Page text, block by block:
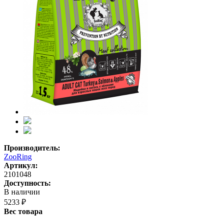
Производитель:
ZooRing
Артикул:
2101048
Доступность:
В наличии
5233 ₽
Вес товара